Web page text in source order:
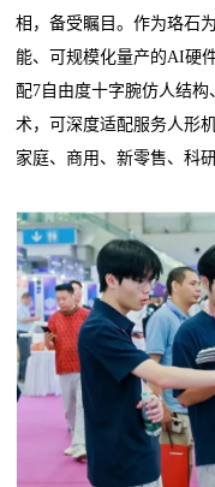
相，备受瞩目。作为珞石
能、可规模化量产的AI硬
配7自由度十字腕仿人结
术，可深度适配服务人形
家庭、商用、新零售、科